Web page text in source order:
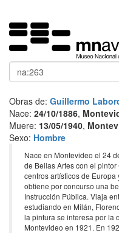
Buscar
Obras de: Guillermo
Nace: 24/10/1886,
Muere: 13/05/1940,
Sexo: Hombre
Nace en Montevideo el 24
de Bellas Artes con el
centros artísticos de
obtiene por concurso una
Instrucción Pública. Viaja
estudiando en Milán,
la pintura se interesa por la
Montevideo en 1921. En